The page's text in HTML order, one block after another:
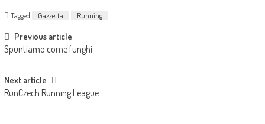
Tagged Gazzetta Running
Previous article
Spuntiamo come funghi
Next article
RunCzech Running League